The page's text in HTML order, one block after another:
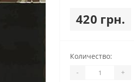
420 грн.
Количество:
- +